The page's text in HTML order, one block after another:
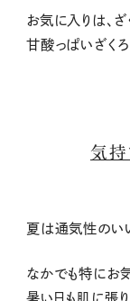
お気に入りは、ざ
甘酸っぱいざく
気持
夏は通気性のい
なかでも特にお
暑い日も肌に張り